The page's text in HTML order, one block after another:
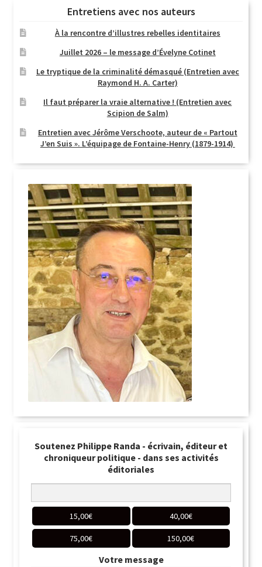
Entretiens avec nos auteurs
À la rencontre d’illustres rebelles identitaires
Juillet 2026 – le message d’Évelyne Cotinet
Le tryptique de la criminalité démasqué (Entretien avec
Raymond H. A. Carter)
Il faut préparer la vraie alternative ! (Entretien avec
Scipion de Salm)
Entretien avec Jérôme Verschoote, auteur de « Partout
J’en Suis ». L’équipage de Fontaine-Henry (1879-1914)
Soutenez Philippe Randa - écrivain, éditeur et
chroniqueur politique - dans ses activités
éditoriales
15,00€ 40,00€
75,00€ 150,00€
Votre message